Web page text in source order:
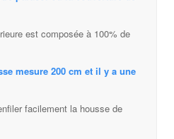
est composée à 100% de
mesure 200 cm et il y a une
facilement la housse de